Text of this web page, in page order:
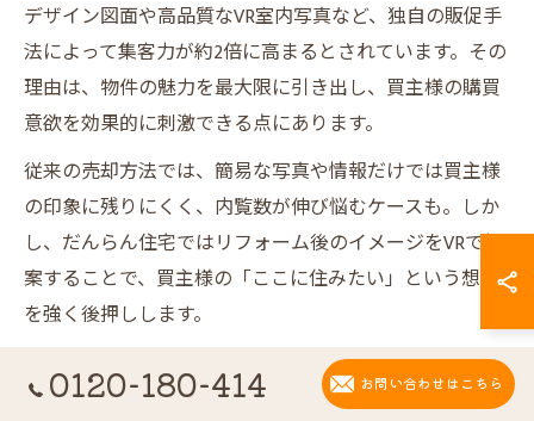
デザイン図面や高品質なVR室内写真など、独自の販促手
法によって集客力が約2倍に高まるとされています。その
理由は、物件の魅力を最大限に引き出し、買主様の購買
意欲を効果的に刺激できる点にあります。
従来の売却方法では、簡易な写真や情報だけでは買主様
の印象に残りにくく、内覧数が伸び悩むケースも。しか
し、だんらん住宅ではリフォーム後のイメージをVRで提
案することで、買主様の「ここに住みたい」という想像
を強く後押しします。
結果として、より多くの内覧予約や問い合わせが増え、
売却スピードや成約価格の向上につながっています。こ
0120-180-414 お問い合わせはこちら